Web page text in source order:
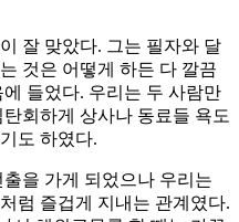
잘 맞았다. 그는 필자와 달
것은 어떻게 하든 다 깔끔
들었다. 우리는 두 사람만
회하게 상사나 동료들 욕도
도 하였다.
을 가게 되었으나 우리는
럼 즐겁게 지내는 관계였다.